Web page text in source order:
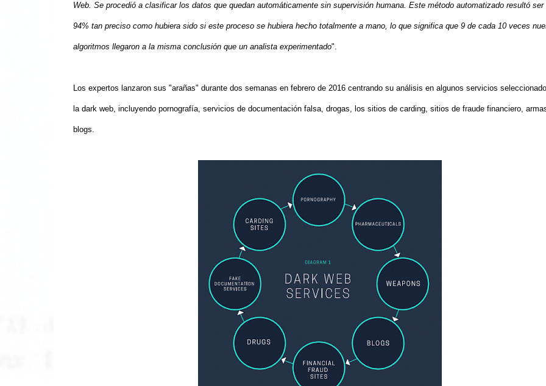
Web. Se procedió a clasificar los datos que quedan automáticamente sin supervisión humana. Este método automatizado resultó ser
94% tan preciso como hubiera sido si este proceso se hubiera hecho totalmente a mano, lo que significa que 9 de cada 10 veces
algoritmos llegaron a la misma conclusión que un analista experimentado".
Los expertos lanzaron sus "arañas" durante dos semanas en febrero de 2016 centrando su análisis en algunos servicios
la dark web, incluyendo pornografía, servicios de documentación falsa, drogas, los sitios de carding, sitios de fraude financiero,
blogs.